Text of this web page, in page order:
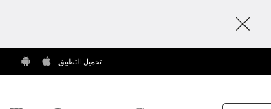
تحميل التطبيق